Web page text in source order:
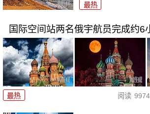
最热
国际空间站两名俄宇航员完成约6
最热 阅读 9974